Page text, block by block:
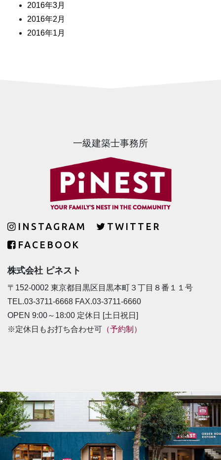
2016年3月
2016年2月
2016年1月
一級建築士事務所
INSTAGRAM
TWITTER
FACEBOOK
株式会社 ピネスト
〒152-0002 東京都目黒区目黒本町３丁目８番１１号
TEL.03-3711-6668 FAX.03-3711-6660
OPEN 9:00～18:00 定休日 [土日祝日]
※定休日もお打ち合わせ可 （予約制）